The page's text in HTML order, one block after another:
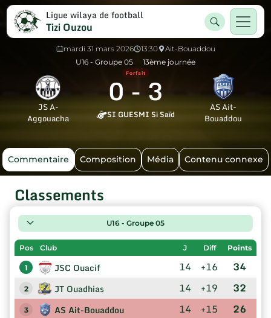
Ligue wilaya de football
Tizi Ouzou
mardi 31 mars 2026 13:30
Ait-Bouaddou
U16 - Groupe 05
13ème journée
JS A-
Aggouacha
0-3
Forfait
SI GUESMI Si Saïd
AS Ait-
Bouaddou
Commentaire Composition Média Contenu connexe
Classements
U16 - Groupe 05
Pos Club J Diff Points
1 JSC Ouacif 14 +16 34
2 JT Ouadhias 14 +19 32
3 AS Ait-Bouaddou 14 +15 26